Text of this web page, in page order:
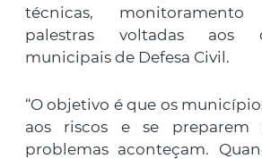
técnicas,
palestras voltadas aos
municipais de Defesa Civil.
“O objetivo é que os
aos riscos e se preparem
problemas aconteçam.